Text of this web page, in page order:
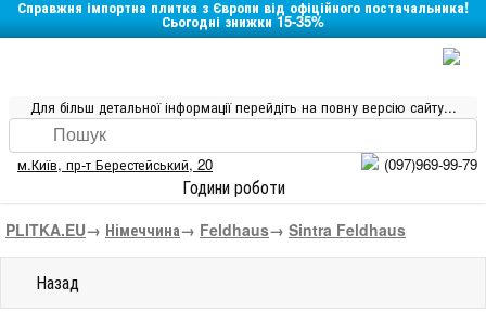
Справжня імпортна плитка з Європи від офіційного постачальника!
Сьогодні знижки 15-35%
Для більш детальної інформації перейдіть на повну версію сайту...
м.Київ, пр-т Берестейський, 20 (097)969-99-79
Години роботи
PLITKA.EU→ Німеччина→ Feldhaus→ Sintra Feldhaus
Назад